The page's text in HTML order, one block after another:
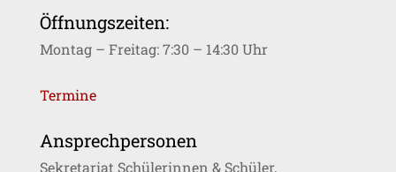
Öffnungszeiten:
Montag – Freitag: 7:30 – 14:30 Uhr
Termine
Ansprechpersonen
Sekretariat Schülerinnen & Schüler,